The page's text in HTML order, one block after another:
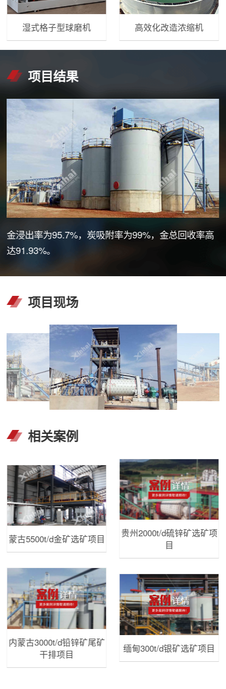
湿式格子型球磨机 高效化改造浓缩机
项目结果
金浸出率为95.7%，炭吸附率为99%，金总回收率高
达91.93%。
项目现场
相关案例
蒙古5500t/d金矿选矿项目
贵州2000t/d硫锌矿选矿项
目
内蒙古3000t/d铅锌矿尾矿
干排项目
缅甸300t/d银矿选矿项目